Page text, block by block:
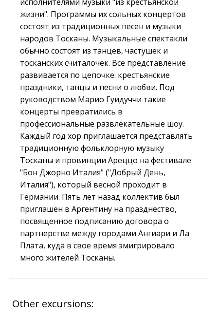
жизни". Программы их сольных концертов
состоят из традиционных песен и музыки
народов Тосканы. Музыкальные спектакли
обычно состоят из танцев, частушек и
тосканских считалочек. Все представление
развивается по цепочке: крестьянские
праздники, танцы и песни о любви. Под
руководством Марио Гуидуччи такие
концерты превратились в
профессиональные развлекательные шоу.
Каждый год хор приглашается представлять
традиционную фольклорную музыку
Тосканы и провинции Ареццо на фестивале
"Бон Джорно Италия" ("Добрый День,
Италия"), который весной проходит в
Германии. Пять лет назад коллектив был
приглашен в Аргентину на празднество,
посвященное подписанию договора о
партнерстве между городами Ангиари и Ла
Плата, куда в свое время эмигрировало
много жителей Тосканы.
Other excursions: